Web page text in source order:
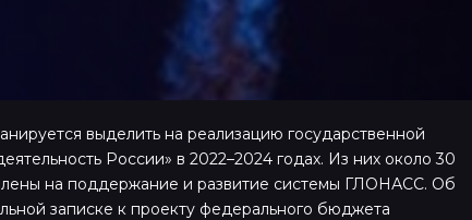
выделить на реализацию государственной
России» в 2022–2024 годах. Из них около 30
на поддержание и развитие системы ГЛОНАСС. Об
записке к проекту федерального бюджета